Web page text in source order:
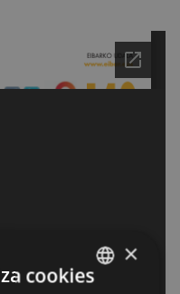
×
cookies